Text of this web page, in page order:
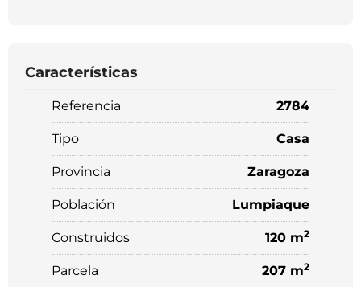
Características
Referencia 2784
Tipo Casa
Provincia Zaragoza
Población Lumpiaque
Construidos 120 m2
Parcela 207 m2